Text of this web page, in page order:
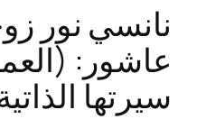
نانسي نور
عاشور:
سيرتها